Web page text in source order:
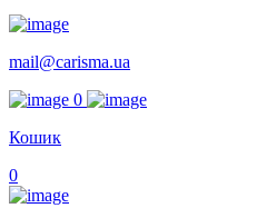
mail@carisma.ua
0
Кошик
0